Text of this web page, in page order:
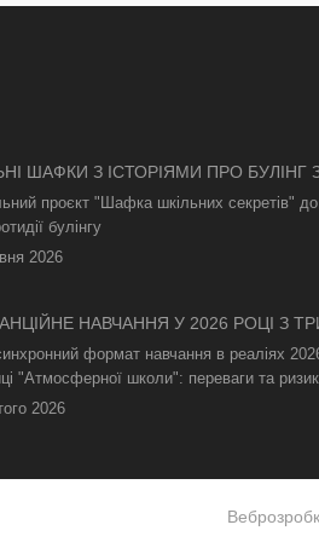
ШАФКИ З ІСТОРІЯМИ ПРО БУЛІНГ
проєкт "Шафка шкільних секретів"
булінгу
2026
НАВЧАННЯ У 2026 РОЦІ З
ЯК АСИНХРОННИЙ ФОРМАТ
ПРОЦЕС
формат навчання в реаліях
"Атмосферної школи": переваги та
2026